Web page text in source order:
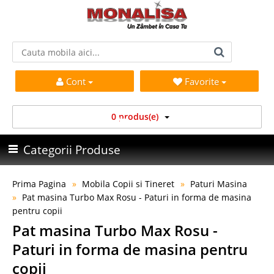
Cont Favorite
0 produs(e)
Categorii Produse
Prima Pagina Mobila Copii si Tineret
Paturi Masina
Pat masina Turbo Max Rosu - Paturi in forma de masina
pentru copii
Pat masina Turbo Max Rosu -
Paturi in forma de masina pentru
copii